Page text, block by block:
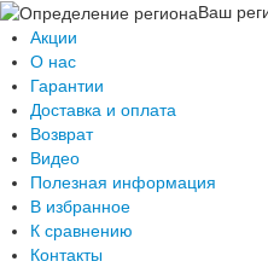
Ваш
Акции
О нас
Гарантии
Доставка и оплата
Возврат
Видео
Полезная информация
В избранное
К сравнению
Контакты